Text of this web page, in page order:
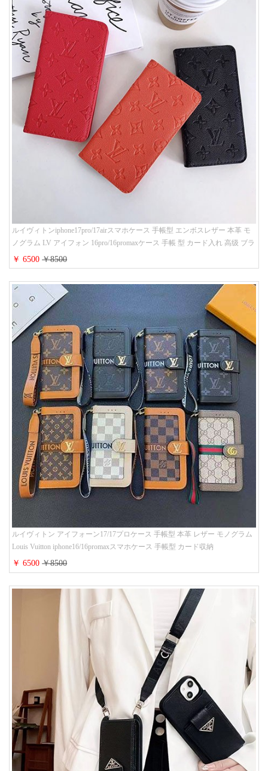
ルイヴィトンiphone17pro/17airスマホケース 手帳型 エンボスレザー 本革 モ
ノグラム LV アイフォン 16pro/16promaxケース 手帳 型 カード入れ 高级 ブラ
ンド iPhone 15/14/13 proケース 手帳型 男女通用 大人かわいい
￥ 6500￥8500
ルイヴィトン アイフォーン17/17プロケース 手帳型 本革 レザー モノグラム
Louis Vuitton iphone16/16promaxスマホケース 手帳型 カード収納
iphone15/14/13ケース ビジネス風 GUCCI galaxy s26/s25/s24ケース 手帳型 大
人 可愛い
￥ 6500￥8500